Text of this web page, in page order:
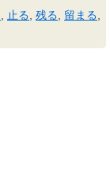
止る 残る 留まる